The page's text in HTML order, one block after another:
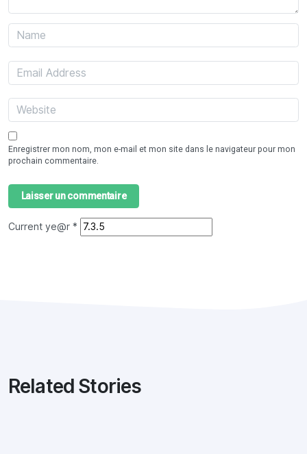
Enregistrer mon nom, mon e-mail et mon site dans le navigateur pour mon
prochain commentaire.
Current ye@r *
Related Stories